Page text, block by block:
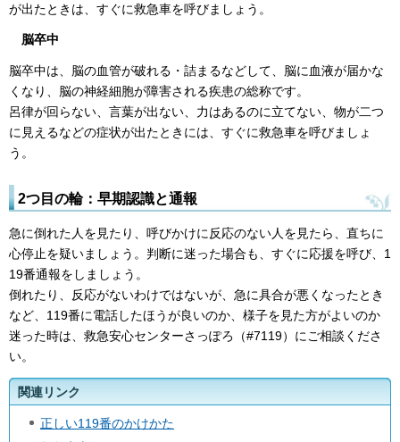
が出たときは、すぐに救急車を呼びましょう。
脳卒中
脳卒中は、脳の血管が破れる・詰まるなどして、脳に血液が届かな
くなり、脳の神経細胞が障害される疾患の総称です。
呂律が回らない、言葉が出ない、力はあるのに立てない、物が二つ
に見えるなどの症状が出たときには、すぐに救急車を呼びましょ
う。
2つ目の輪：早期認識と通報
急に倒れた人を見たり、呼びかけに反応のない人を見たら、直ちに
心停止を疑いましょう。判断に迷った場合も、すぐに応援を呼び、1
19番通報をしましょう。
倒れたり、反応がないわけではないが、急に具合が悪くなったとき
など、119番に電話したほうが良いのか、様子を見た方がよいのか
迷った時は、救急安心センターさっぽろ（#7119）にご相談くださ
い。
関連リンク
正しい119番のかけかた